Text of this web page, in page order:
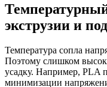
экструзии и
Температура сопла
Поэтому слишком
усадку. Например, PLA
минимизации